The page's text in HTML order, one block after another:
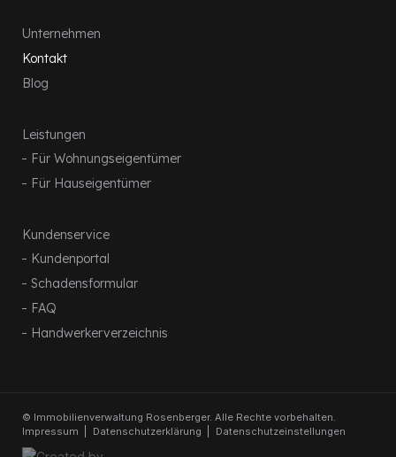
Unternehmen
Kontakt
Blog
Leistungen
Für Wohnungseigentümer
Für Hauseigentümer
Kundenservice
Kundenportal
Schadensformular
FAQ
Handwerkerverzeichnis
© Immobilienverwaltung Rosenberger. Alle Rechte vorbehalten.
Impressum
Datenschutzerklärung Datenschutzeinstellungen